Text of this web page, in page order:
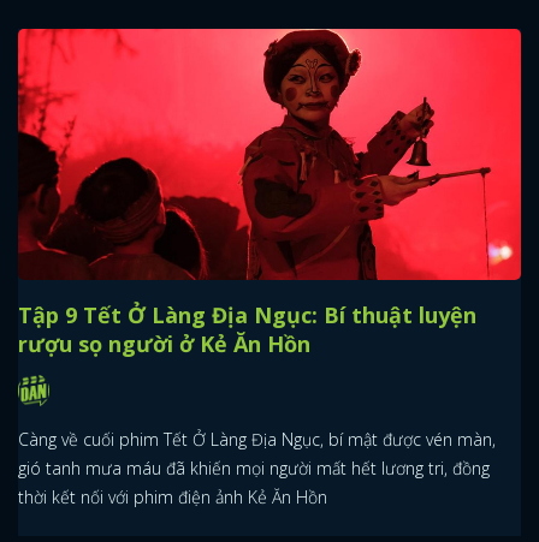
Tập 9 Tết Ở Làng Địa Ngục: Bí thuật luyện
rượu sọ người ở Kẻ Ăn Hồn
Càng về cuối phim Tết Ở Làng Địa Ngục, bí mật được vén màn,
gió tanh mưa máu đã khiến mọi người mất hết lương tri, đồng
thời kết nối với phim điện ảnh Kẻ Ăn Hồn